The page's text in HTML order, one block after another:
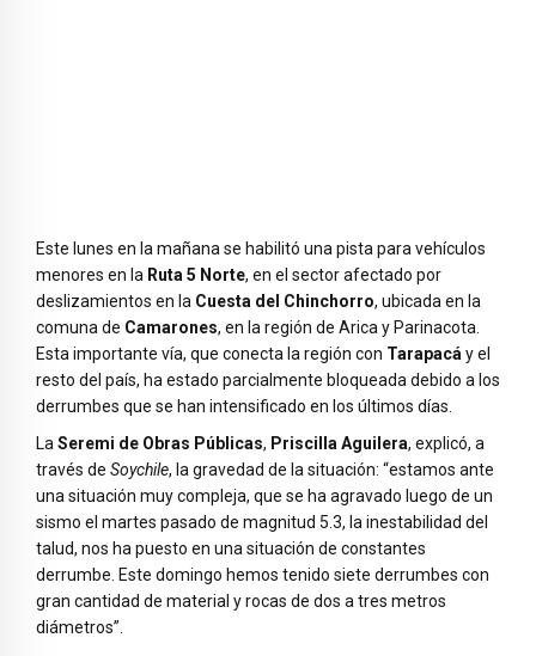
Este lunes en la mañana se habilitó una pista para vehículos
menores en la Ruta 5 Norte, en el sector afectado por
deslizamientos en la Cuesta del Chinchorro, ubicada en la
comuna de Camarones, en la región de Arica y Parinacota.
Esta importante vía, que conecta la región con Tarapacá y el
resto del país, ha estado parcialmente bloqueada debido a los
derrumbes que se han intensificado en los últimos días.
La Seremi de Obras Públicas, Priscilla Aguilera, explicó, a
través de Soychile, la gravedad de la situación: “estamos ante
una situación muy compleja, que se ha agravado luego de un
sismo el martes pasado de magnitud 5.3, la inestabilidad del
talud, nos ha puesto en una situación de constantes
derrumbe. Este domingo hemos tenido siete derrumbes con
gran cantidad de material y rocas de dos a tres metros
diámetros”.